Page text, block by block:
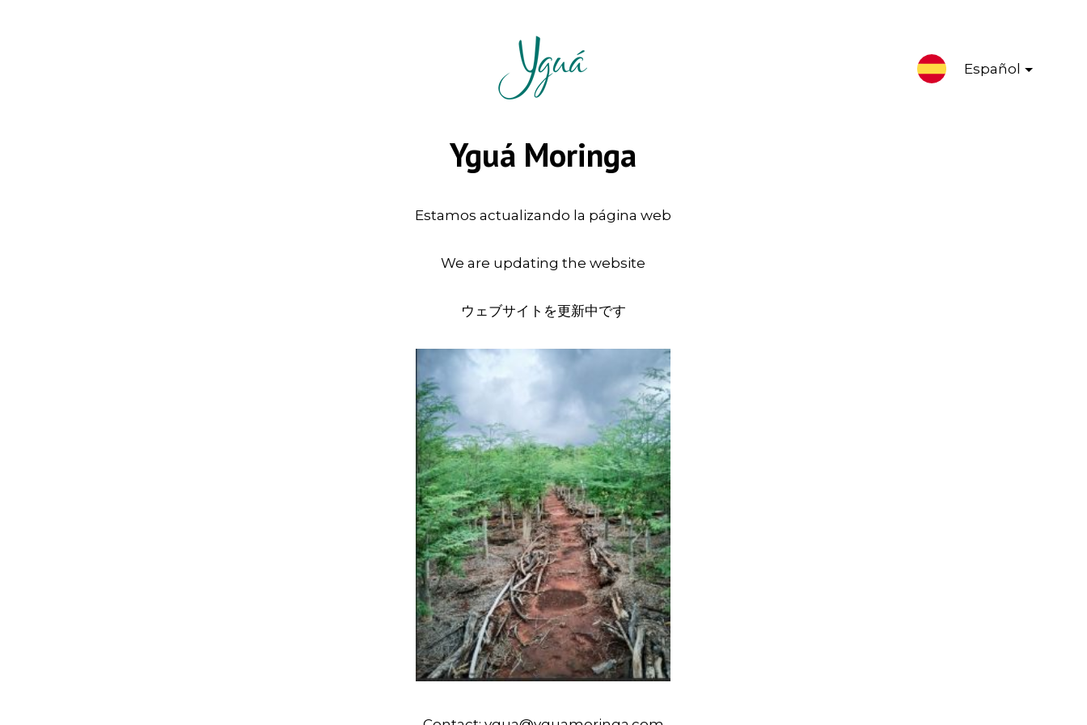
Español
Yguá Moringa
Estamos actualizando la página web
We are updating the website
ウェブサイトを更新中です